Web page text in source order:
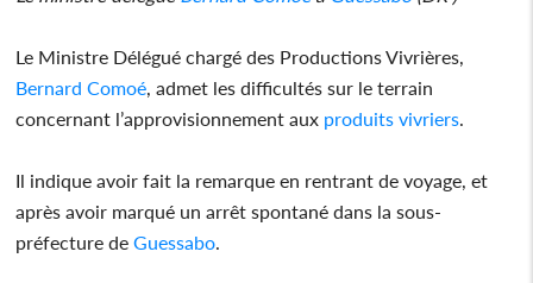
Le Ministre Délégué chargé des Productions Vivrières,
Bernard Comoé, admet les difficultés sur le terrain
concernant l’approvisionnement aux produits vivriers.
Il indique avoir fait la remarque en rentrant de voyage, et
après avoir marqué un arrêt spontané dans la sous-
préfecture deGuessabo.